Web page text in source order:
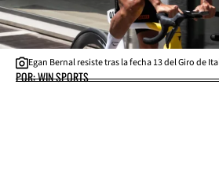
Egan Bernal resiste tras la fecha 13 del Giro de
POR: WIN SPORTS